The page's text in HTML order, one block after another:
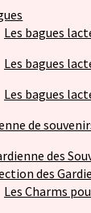
Les bagues
Les bagues
Les bagues
de
des
des
Les Charms